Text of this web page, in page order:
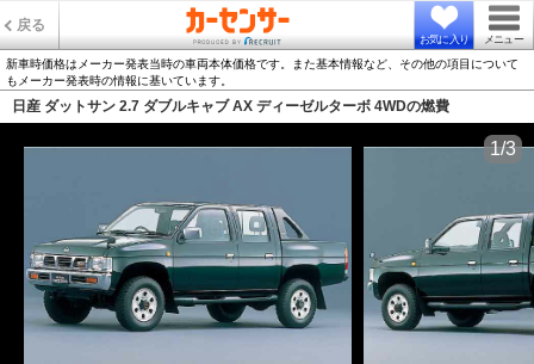
戻る
お気に入り メニュー
新車時価格はメーカー発表当時の車両本体価格です。また基本情報など、その他の項目について
もメーカー発表時の情報に基いています。
日産 ダットサン 2.7 ダブルキャブ AX ディーゼルターボ 4WDの燃費
1/3